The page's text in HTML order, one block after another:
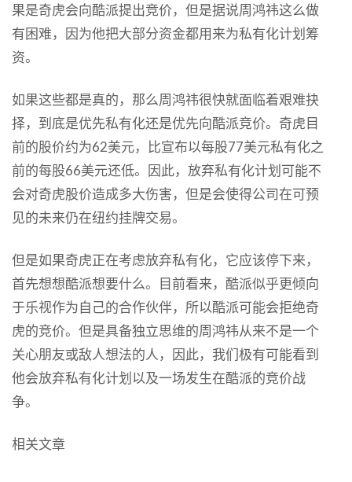
果是奇虎会向酷派提出竞价，但是据说周鸿祎这么做
有困难，因为他把大部分资金都用来为私有化计划筹
资。
如果这些都是真的，那么周鸿祎很快就面临着艰难抉
择，到底是优先私有化还是优先向酷派竞价。奇虎目
前的股价约为62美元，比宣布以每股77美元私有化之
前的每股66美元还低。因此，放弃私有化计划可能不
会对奇虎股价造成多大伤害，但是会使得公司在可预
见的未来仍在纽约挂牌交易。
但是如果奇虎正在考虑放弃私有化，它应该停下来，
首先想想酷派想要什么。目前看来，酷派似乎更倾向
于乐视作为自己的合作伙伴，所以酷派可能会拒绝奇
虎的竞价。但是具备独立思维的周鸿祎从来不是一个
关心朋友或敌人想法的人，因此，我们极有可能看到
他会放弃私有化计划以及一场发生在酷派的竞价战
争。
相关文章